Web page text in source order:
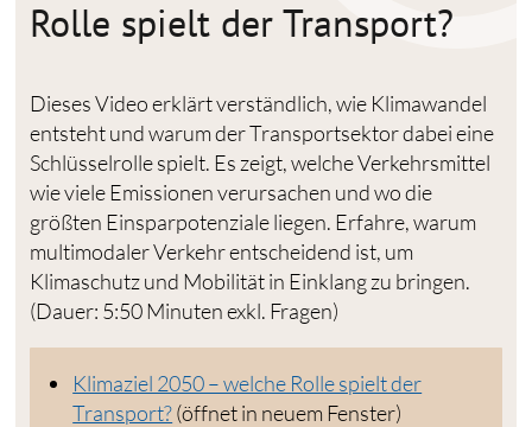
Rolle spielt der Transport?
Dieses Video erklärt verständlich, wie Klimawandel
entsteht und warum der Transportsektor dabei eine
Schlüsselrolle spielt. Es zeigt, welche Verkehrsmittel
wie viele Emissionen verursachen und wo die
größten Einsparpotenziale liegen. Erfahre, warum
multimodaler Verkehr entscheidend ist, um
Klimaschutz und Mobilität in Einklang zu bringen.
(Dauer: 5:50 Minuten exkl. Fragen)
Klimaziel 2050 – welche Rolle spielt der
Transport?(öffnet in neuem Fenster)